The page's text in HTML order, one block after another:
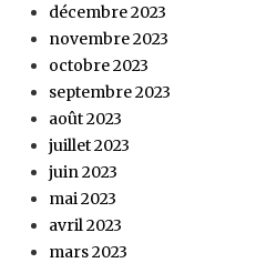
décembre 2023
novembre 2023
octobre 2023
septembre 2023
août 2023
juillet 2023
juin 2023
mai 2023
avril 2023
mars 2023